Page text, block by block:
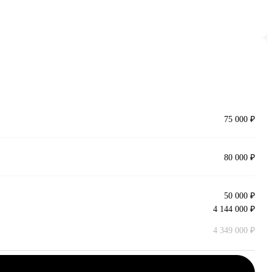
75 000 ₽
80 000 ₽
50 000 ₽
4 144 000 ₽
4 349 000 ₽